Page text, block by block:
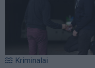
Kriminalai